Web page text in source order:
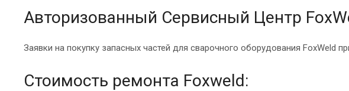
Авторизованный Сервисный Центр
Заявки на покупку запасных частей для сварочного оборудования FoxWeld
Стоимость ремонта Foxweld: